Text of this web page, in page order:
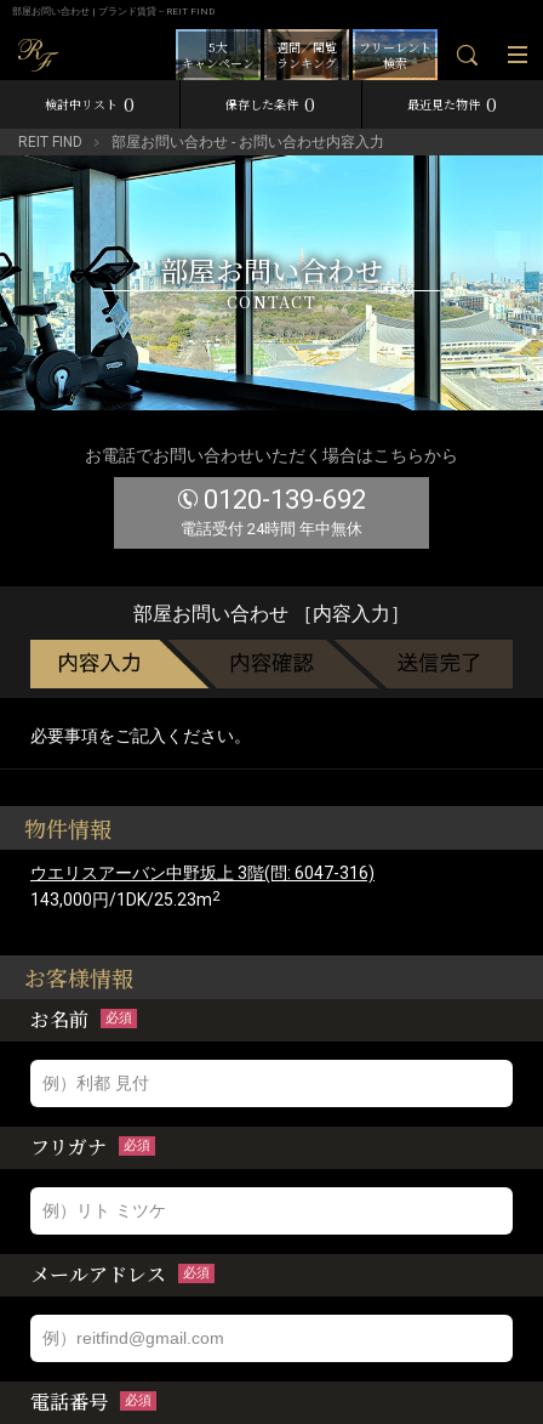
部屋お問い合わせ | ブランド賃貸－REIT FIND
フリーレント
検索
週間／閲覧
ランキング
5大
キャンペーン
検討中リスト 0 保存した条件 0 最近見た物件 0
REIT FIND 部屋お問い合わせ - お問い合わせ内容入力
部屋お問い合わせ
CONTACT
お電話でお問い合わせいただく場合はこちらから
0120-139-692
電話受付 24時間 年中無休
部屋お問い合わせ ［内容入力］
必要事項をご記入ください。
物件情報
ウエリスアーバン中野坂上 3階(問: 6047-316)
143,000円/1DK/25.23m2
お客様情報
お名前 必須
フリガナ 必須
メールアドレス 必須
電話番号 必須